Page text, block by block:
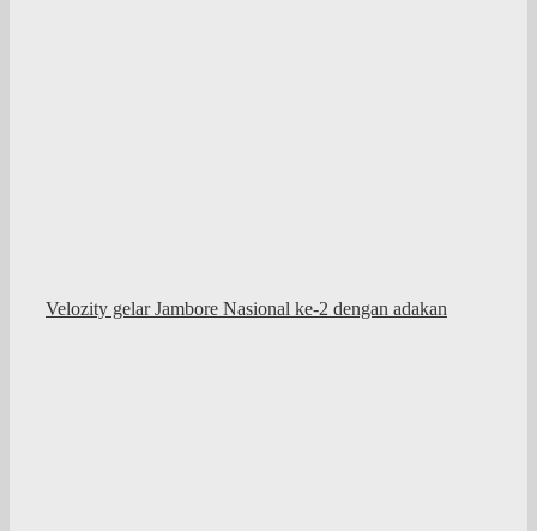
Velozity gelar Jambore Nasional ke-2 dengan adakan